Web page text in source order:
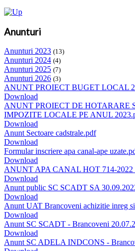
Anunturi
Anunturi 2023 (13)
Anunturi 2024 (4)
Anunturi 2025 (7)
Anunturi 2026 (3)
ANUNT PROIECT BUGET LOCAL
Download
ANUNT PROIECT DE HOTARARE
IMPOZITE LOCALE PE ANUL
Download
Anunt Sectoare cadstrale.pdf
Download
Formular inscriere apa canal-ape
Download
ANUNT APA CANAL HOT 714-
Download
Anunt public SC SCADT SA
Download
Anunt UAT Brancoveni achizitie inreg
Download
Anunt SC SCADT - Brancoveni
Download
Anunt SC ADELA INDCONS -